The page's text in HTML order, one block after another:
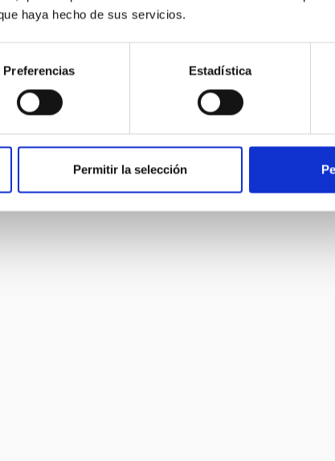
haya hecho de sus servicios.
Preferencias Estadística
Permitir la selección